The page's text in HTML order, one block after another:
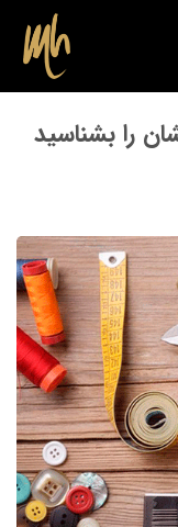
را بشناسید